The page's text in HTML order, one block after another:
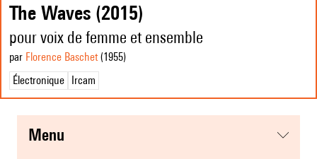
The Waves (2015)
pour voix de femme et ensemble
par Florence Baschet(1955)
Électronique
Ircam
menu